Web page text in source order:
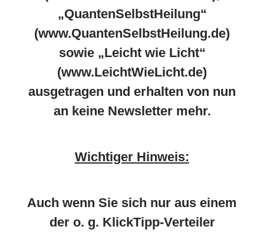
„QuantenSelbstHeilung“
(www.QuantenSelbstHeilung.de)
sowie „Leicht wie Licht“
(www.LeichtWieLicht.de)
ausgetragen und erhalten von nun
an keine Newsletter mehr.
Wichtiger Hinweis:
Auch wenn Sie sich nur aus einem
der o. g. KlickTipp-Verteiler